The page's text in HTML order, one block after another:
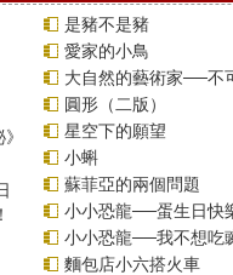
是豬不是豬
愛家的小鳥
大自然的藝術家──不
圓形（二版）
星空下的願望
小蝌
蘇菲亞的兩個問題
小小恐龍──蛋生日快
小小恐龍──我不想吃
麵包店小六搭火車